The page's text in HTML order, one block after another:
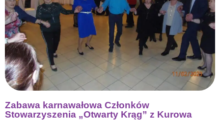
Zabawa karnawałowa Członków
Stowarzyszenia „Otwarty Krąg” z Kurowa